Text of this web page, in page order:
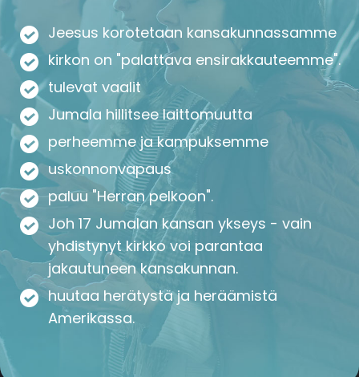
Jeesus korotetaan kansakunnassamme
kirkon on "palattava ensirakkauteemme".
tulevat vaalit
Jumala hillitsee laittomuutta
perheemme ja kampuksemme
uskonnonvapaus
paluu "Herran pelkoon".
Joh 17 Jumalan kansan ykseys - vain
yhdistynyt kirkko voi parantaa
jakautuneen kansakunnan.
huutaa herätystä ja heräämistä
Amerikassa.